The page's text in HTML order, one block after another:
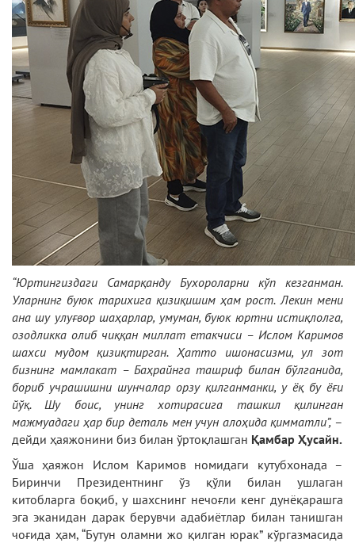
“Юртингиздаги Самарқанду Бухороларни кўп кезганман.
Уларнинг буюк тарихига қизиқишим ҳам рост. Лекин мени
ана шу улуғвор шаҳарлар, умуман, буюк юртни истиқлолга,
озодликка олиб чиққан миллат етакчиси – Ислом Каримов
шахси мудом қизиқтирган. Ҳатто ишонасизми, ул зот
бизнинг мамлакат – Баҳрайнга ташриф билан бўлганида,
бориб учрашишни шунчалар орзу қилганманки, у ёқ бу ёғи
йўқ. Шу боис, унинг хотирасига ташкил қилинган
мажмуадаги ҳар бир деталь мен учун алоҳида қимматли”, –
дейди ҳаяжонини биз билан ўртоқлашган Қамбар Ҳусайн.
Ўша ҳаяжон Ислом Каримов номидаги кутубхонада –
Биринчи Президентнинг ўз қўли билан ушлаган
китобларга боқиб, у шахснинг нечоғли кенг дунёқарашга
эга эканидан дарак берувчи адабиётлар билан танишган
чоғида ҳам, “Бутун оламни жо қилган юрак” кўргазмасида